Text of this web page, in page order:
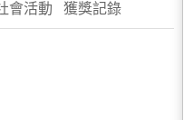
會活動 獲獎記錄